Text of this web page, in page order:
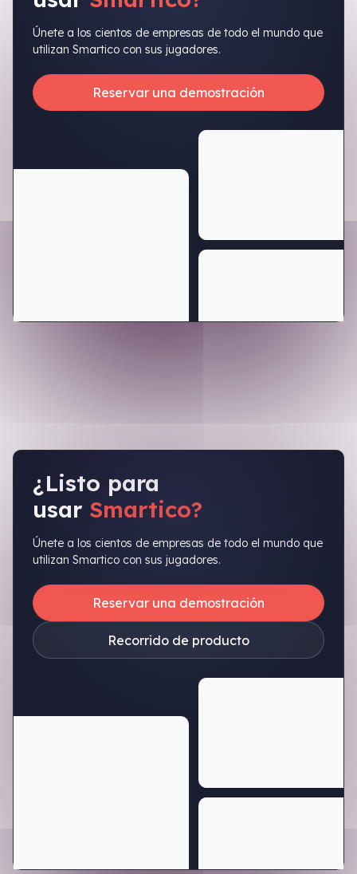
Únete a los cientos de empresas de todo el mundo que
utilizan Smartico con sus jugadores.
Reservar una demostración
¿Listo para
usar Smartico?
Únete a los cientos de empresas de todo el mundo que
utilizan Smartico con sus jugadores.
Reservar una demostración
Recorrido de producto